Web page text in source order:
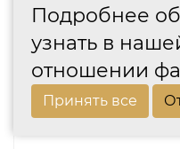
Подробнее
узнать в
отношении
Принять все